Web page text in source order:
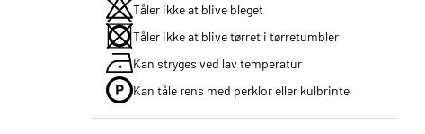
Tåler ikke at blive bleget
Tåler ikke at blive tørret i tørretumbler
Kan stryges ved lav temperatur
Kan tåle rens med perklor eller kulbrinte